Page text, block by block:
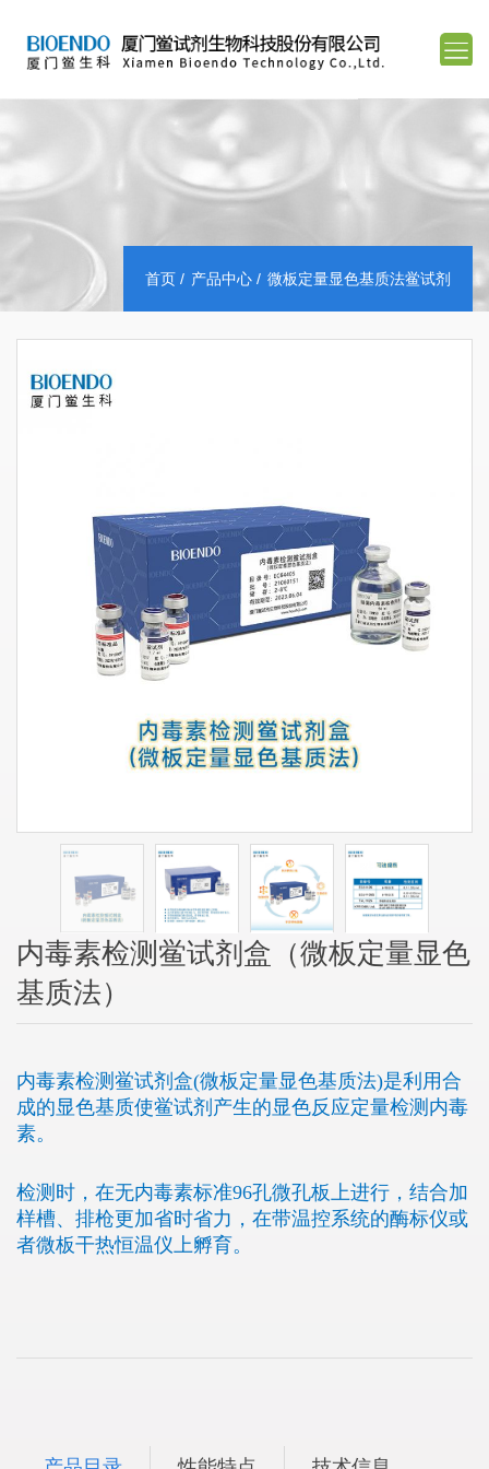
首页 产品中心 微板定量显色基质法鲎试剂
内毒素检测鲎试剂盒（微板定量显色
基质法）
内毒素检测鲎试剂盒(微板定量显色基质法)是利用合
成的显色基质使鲎试剂产生的显色反应定量检测内毒
素。
检测时，在无内毒素标准96孔微孔板上进行，结合加
样槽、排枪更加省时省力，在带温控系统的酶标仪或
者微板干热恒温仪上孵育。